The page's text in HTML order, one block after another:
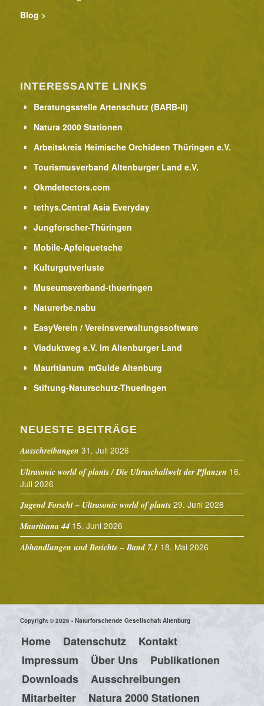
Blog >
INTERESSANTE LINKS
Beratungsstelle Artenschutz (BARB-II)
Natura 2000 Stationen
Arbeitskreis Heimische Orchideen Thüringen e.V.
Tourismusverband Altenburger Land e.V.
Okmdetectors.com
tethys.Central Asia Everyday
Jungforscher-Thüringen
Mobile-Apfelquetsche
Kulturgutverluste
Museumsverband-thueringen
Naturerbe.nabu
EasyVerein / Vereinsverwaltungssoftware
Viaduktweg e.V. im Altenburger Land
Mauritianum mGuide Altenburg
Stiftung-Naturschutz-Thueringen
NEUESTE BEITRÄGE
Ausschreibungen 31. Juli 2026
Ultrasonic world of plants / Die Ultraschallwelt der Pflanzen 16.
Juli 2026
Jugend Forscht – Ultrasonic world of plants 29. Juni 2026
Mauritiana 44 15. Juni 2026
Abhandlungen und Berichte – Band 7.1 18. Mai 2026
Copyright © 2026 - Naturforschende Gesellschaft Altenburg
Home Datenschutz
Kontakt
Impressum
Über Uns
Publikationen
Downloads
Ausschreibungen
Mitarbeiter
Natura 2000 Stationen